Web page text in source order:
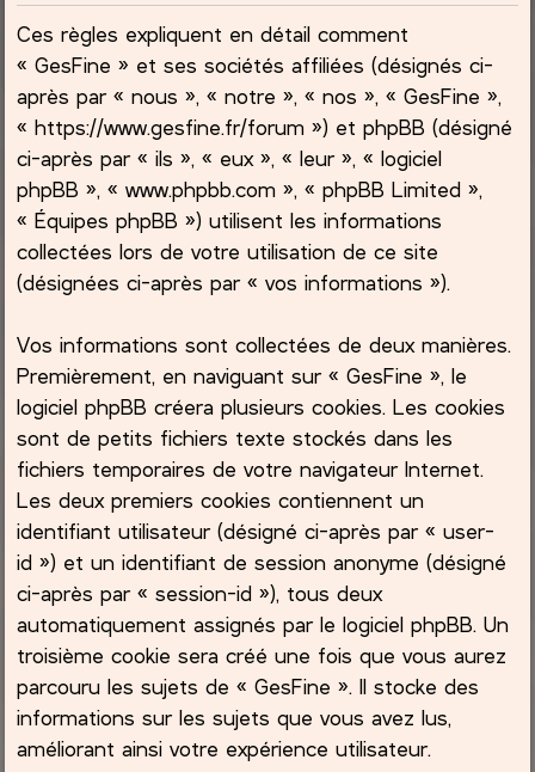
c
Ces règles expliquent en détail comment
« GesFine » et ses sociétés affiliées (désignés ci-
après par « nous », « notre », « nos », « GesFine »,
« https://www.gesfine.fr/forum ») et phpBB (désigné
ci-après par « ils », « eux », « leur », « logiciel
phpBB », « www.phpbb.com », « phpBB Limited »,
« Équipes phpBB ») utilisent les informations
collectées lors de votre utilisation de ce site
(désignées ci-après par « vos informations »).
Vos informations sont collectées de deux manières.
Premièrement, en naviguant sur « GesFine », le
logiciel phpBB créera plusieurs cookies. Les cookies
sont de petits fichiers texte stockés dans les
fichiers temporaires de votre navigateur Internet.
Les deux premiers cookies contiennent un
identifiant utilisateur (désigné ci-après par « user-
id ») et un identifiant de session anonyme (désigné
ci-après par « session-id »), tous deux
automatiquement assignés par le logiciel phpBB. Un
troisième cookie sera créé une fois que vous aurez
parcouru les sujets de « GesFine ». Il stocke des
informations sur les sujets que vous avez lus,
améliorant ainsi votre expérience utilisateur.